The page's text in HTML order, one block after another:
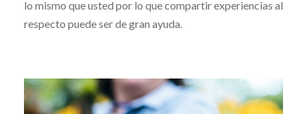
lo mismo que usted por lo que compartir experiencias al
respecto puede ser de gran ayuda.